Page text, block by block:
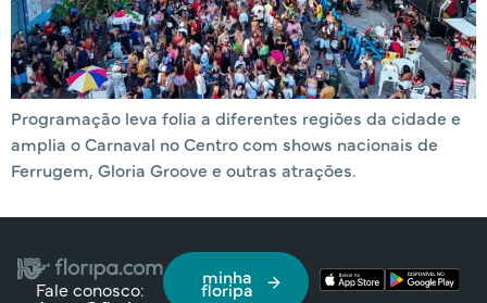
Programação leva folia a diferentes regiões da cidade e
amplia o Carnaval no Centro com shows nacionais de
Ferrugem, Gloria Groove e outras atrações.
Fale conosco:
minha
floripa